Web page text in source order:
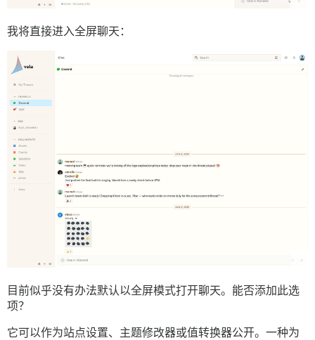
我将直接进入全屏聊天：
目前似乎没有办法默认以全屏模式打开聊天。能否添加此选
项？
它可以作为站点设置、主题修改器或值转换器公开。一种为